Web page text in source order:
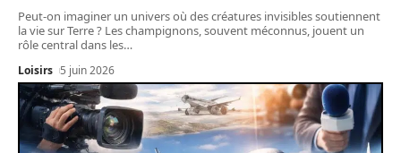
Peut-on imaginer un univers où des créatures invisibles soutiennent
la vie sur Terre ? Les champignons, souvent méconnus, jouent un
rôle central dans les…
Loisirs 5 juin 2026